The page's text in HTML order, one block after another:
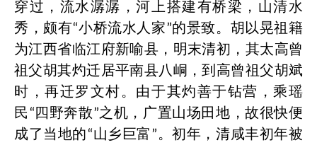
穿过，流水潺潺，河上搭建有桥梁，山清水
秀，颇有“小桥流水人家”的景致。胡以晃祖籍
为江西省临江府新喻县，明末清初，其太高曾
祖父胡其灼迁居平南县八峒，到高曾祖父胡斌
时，再迁罗文村。由于其灼善于钻营，乘瑶
民 “ 四野奔散”之机，广置山场田地，故很快便
成了当地的 “山乡巨富 ” 。初年，清咸丰初年被